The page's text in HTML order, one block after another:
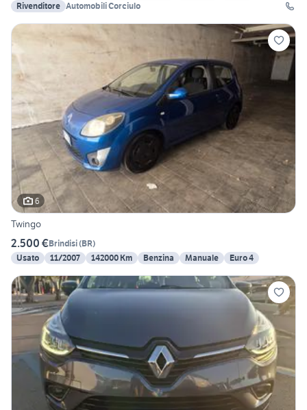
Rivenditore Automobili Corciulo
6
Twingo
2.500 €Brindisi(BR)
Usato
11/2007 142000 Km Benzina Manuale Euro 4